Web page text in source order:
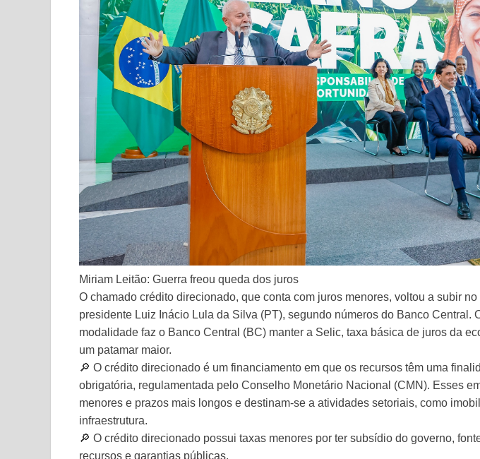
Miriam Leitão: Guerra freou queda dos juros
O chamado crédito direcionado, que conta com juros menores, voltou a subir
presidente Luiz Inácio Lula da Silva (PT), segundo números do Banco Central.
modalidade faz o Banco Central (BC) manter a Selic, taxa básica de juros da
um patamar maior.
🔎 O crédito direcionado é um financiamento em que os recursos têm uma
obrigatória, regulamentada pelo Conselho Monetário Nacional (CMN). Esses
menores e prazos mais longos e destinam-se a atividades setoriais, como
infraestrutura.
🔎 O crédito direcionado possui taxas menores por ter subsídio do governo,
recursos e garantias públicas.